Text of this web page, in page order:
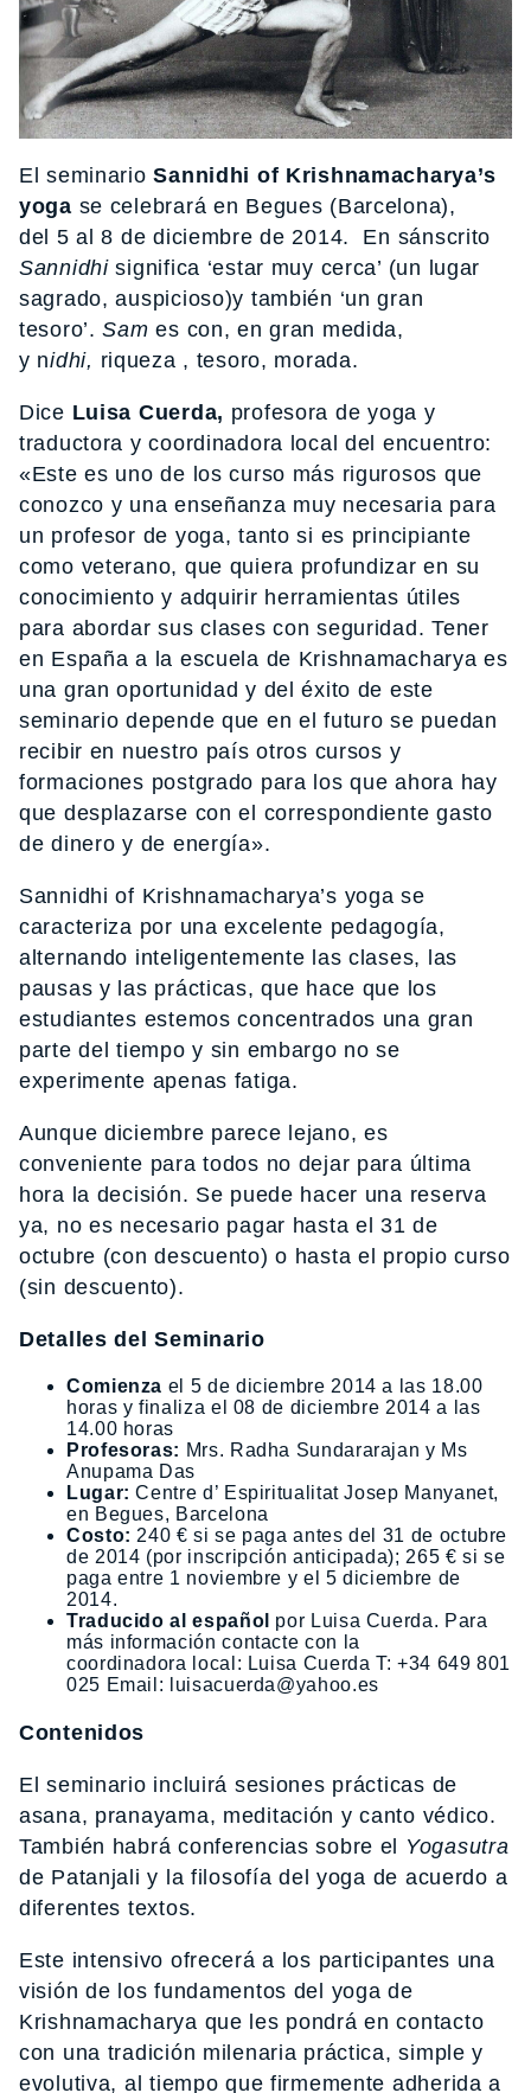
El seminarioSannidhi of Krishnamacharya’s
yoga se celebrará en Begues (Barcelona),
del 5 al 8 de diciembre de 2014. En sánscrito
Sannidhisignifica ‘estar muy cerca’ (un lugar
sagrado, auspicioso)y también ‘un gran
tesoro’.Sam es con, en gran medida,
y nidhi, riqueza , tesoro, morada.
Dice Luisa Cuerda, profesora de yoga y
traductora y coordinadora local del encuentro:
«Este es uno de los curso más rigurosos que
conozco y una enseñanza muy necesaria para
un profesor de yoga, tanto si es principiante
como veterano, que quiera profundizar en su
conocimiento y adquirir herramientas útiles
para abordar sus clases con seguridad. Tener
en España a la escuela de Krishnamacharya es
una gran oportunidad y del éxito de este
seminario depende que en el futuro se puedan
recibir en nuestro país otros cursos y
formaciones postgrado para los que ahora hay
que desplazarse con el correspondiente gasto
de dinero y de energía».
Sannidhi of Krishnamacharya’s yoga se
caracteriza por una excelente pedagogía,
alternando inteligentemente las clases, las
pausas y las prácticas, que hace que los
estudiantes estemos concentrados una gran
parte del tiempo y sin embargo no se
experimente apenas fatiga.
Aunque diciembre parece lejano, es
conveniente para todos no dejar para última
hora la decisión. Se puede hacer una reserva
ya, no es necesario pagar hasta el 31 de
octubre (con descuento) o hasta el propio curso
(sin descuento).
Detalles del Seminario
Comienza el 5 de diciembre 2014 a las 18.00
horas y finaliza el 08 de diciembre 2014 a las
14.00 horas
Profesoras: Mrs. Radha Sundararajan y Ms
Anupama Das
Lugar:Centre d’ Espiritualitat Josep Manyanet,
en Begues, Barcelona
Costo: 240 € si se paga antes del 31 de octubre
de 2014 (por inscripción anticipada); 265 € si se
paga entre 1 noviembre y el 5 diciembre de
2014.
Traducido al español por Luisa Cuerda. Para
más información contacte con la
coordinadora local: Luisa Cuerda T: +34 649 801
025 Email: luisacuerda@yahoo.es
Contenidos
El seminario incluirá sesiones prácticas de
asana, pranayama, meditación y canto védico.
También habrá conferencias sobre el Yogasutra
de Patanjali y la filosofía del yoga de acuerdo a
diferentes textos.
Este intensivo ofrecerá a los participantes una
visión de los fundamentos del yoga de
Krishnamacharya que les pondrá en contacto
con una tradición milenaria práctica, simple y
evolutiva, al tiempo que firmemente adherida a